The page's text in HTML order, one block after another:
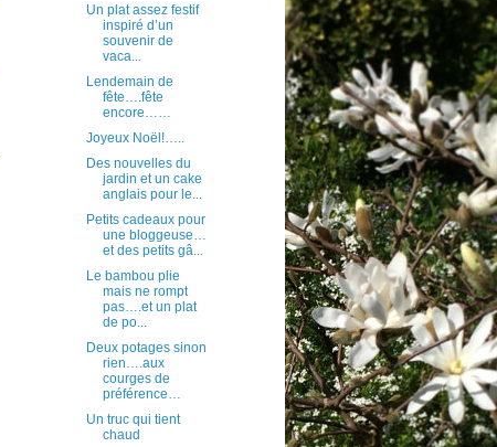
Un plat assez festif
inspiré d’un
souvenir de
vaca...
Lendemain de
fête….fête
encore……
Joyeux Noël!…..
Des nouvelles du
jardin et un cake
anglais pour le...
Petits cadeaux pour
une bloggeuse…
et des petits gâ...
Le bambou plie
mais ne rompt
pas….et un plat
de po...
Deux potages sinon
rien….aux
courges de
préférence…
Un truc qui tient
chaud